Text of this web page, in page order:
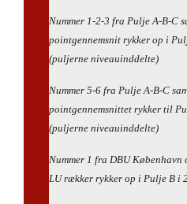
Nummer 1-2-3 fra Pulje A-B-C
pointgennemsnit rykker op i
(puljerne niveauinddelte)
Nummer 5-6 fra Pulje A-B-C
pointgennemsnittet rykker til
(puljerne niveauinddelte)
Nummer 1 fra DBU
LU rækker rykker op i Pulje B i